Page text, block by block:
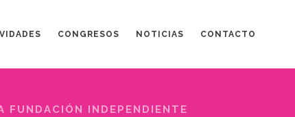
CONGRESOS NOTICIAS CONTACTO
FUNDACIÓN INDEPENDIENTE